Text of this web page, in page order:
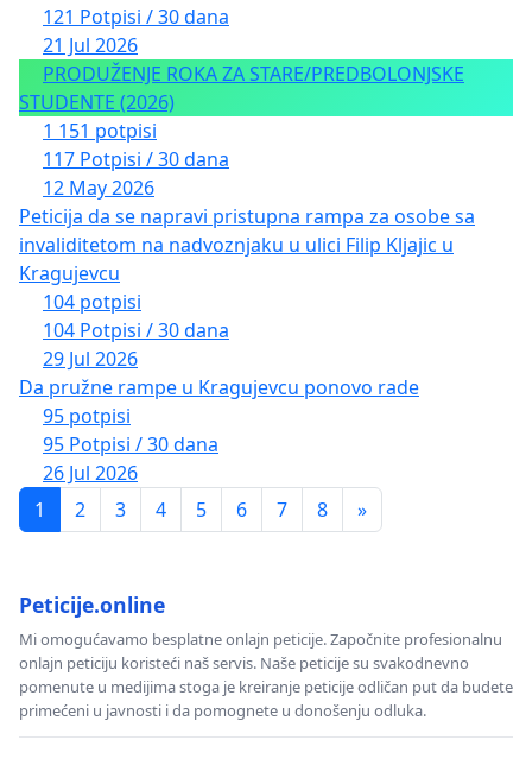
121 Potpisi / 30 dana
21 Jul 2026
PRODUŽENJE ROKA ZA STARE/PREDBOLONJSKE
STUDENTE (2026)
1 151 potpisi
117 Potpisi / 30 dana
12 May 2026
Peticija da se napravi pristupna rampa za osobe sa
invaliditetom na nadvoznjaku u ulici Filip Kljajic u
Kragujevcu
104 potpisi
104 Potpisi / 30 dana
29 Jul 2026
Da pružne rampe u Kragujevcu ponovo rade
95 potpisi
95 Potpisi / 30 dana
26 Jul 2026
1
2 3 4 5 6 7 8 »
Peticije.online
Mi omogućavamo besplatne onlajn peticije. Započnite profesionalnu
onlajn peticiju koristeći naš servis. Naše peticije su svakodnevno
pomenute u medijima stoga je kreiranje peticije odličan put da budete
primećeni u javnosti i da pomognete u donošenju odluka.